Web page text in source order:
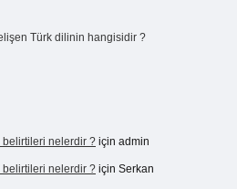
Türk dilinin hangisidir ?
belirtileri nelerdir ? için admin
belirtileri nelerdir ? için Serkan